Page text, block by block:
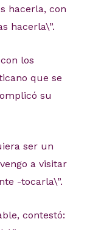
hacerla, con
hacerla\”.
los
que se
su
ser un
a visitar
-tocarla\”.
contestó: